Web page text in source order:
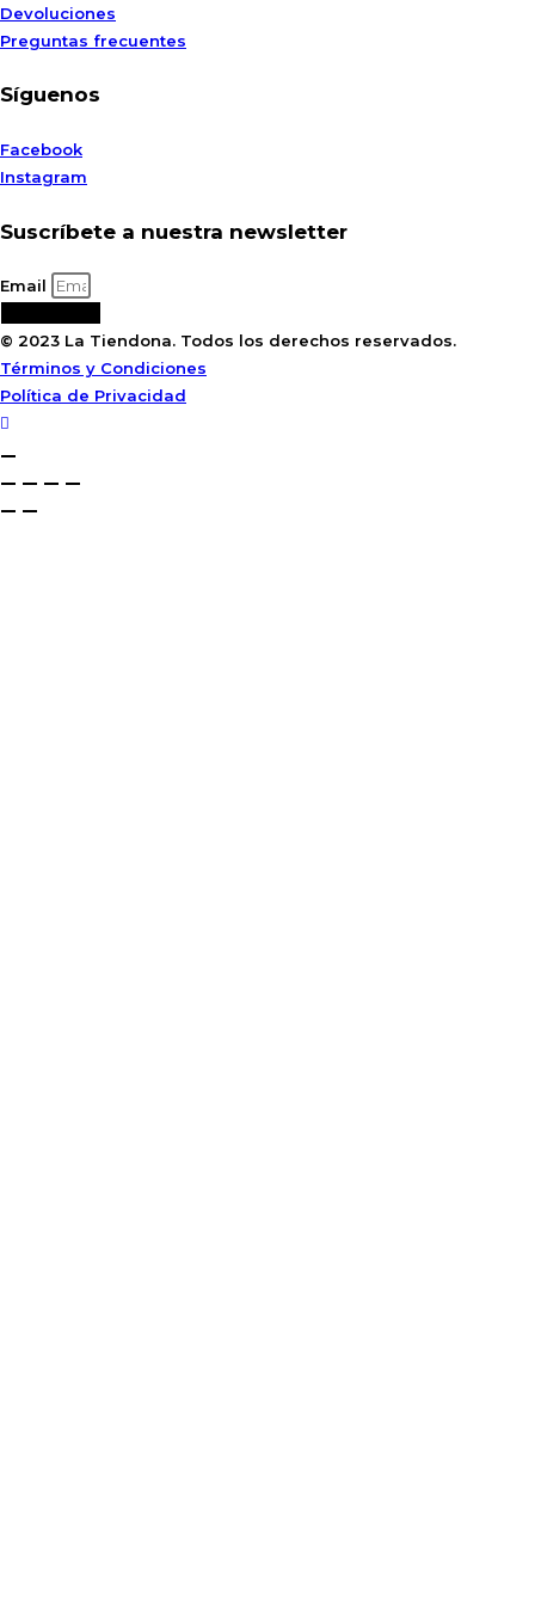
Devoluciones
Preguntas frecuentes
Síguenos
Facebook
Instagram
Suscríbete a nuestra newsletter
Email
© 2023 La Tiendona. Todos los derechos reservados.
Términos y Condiciones
Política de Privacidad